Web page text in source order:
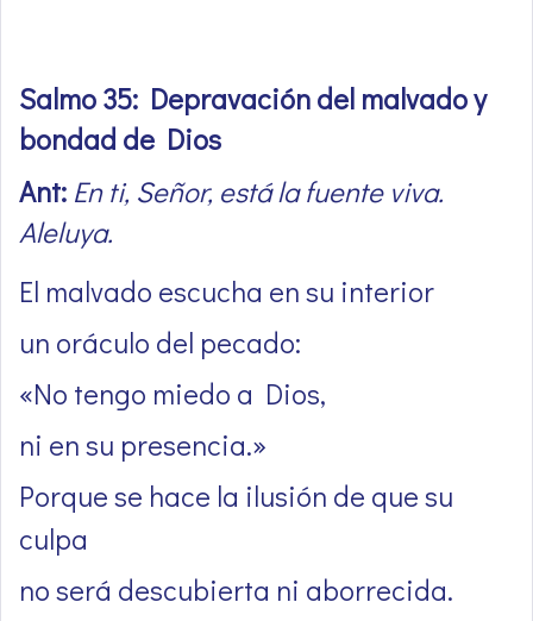
Salmo 35: Depravación del malvado y
bondad de Dios
Ant: En ti, Señor, está la fuente viva.
Aleluya.
El malvado escucha en su interior
un oráculo del pecado:
«No tengo miedo a Dios,
ni en su presencia.»
Porque se hace la ilusión de que su
culpa
no será descubierta ni aborrecida.